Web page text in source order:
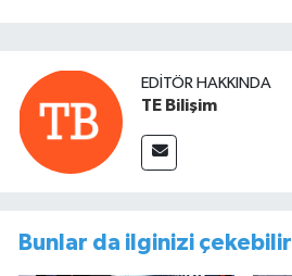
EDITÖR HAKKINDA
TE Bilişim
Bunlar da ilginizi çekebilir